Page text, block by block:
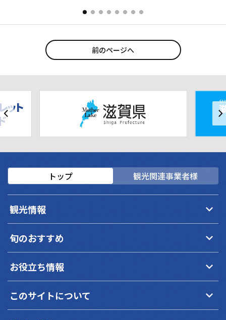
前のページへ
トップ 観光関連事業者様
観光情報 keyboard_arrow_down
旬のおすすめ keyboard_arrow_down
お役立ち情報 keyboard_arrow_down
このサイトについて keyboard_arrow_down